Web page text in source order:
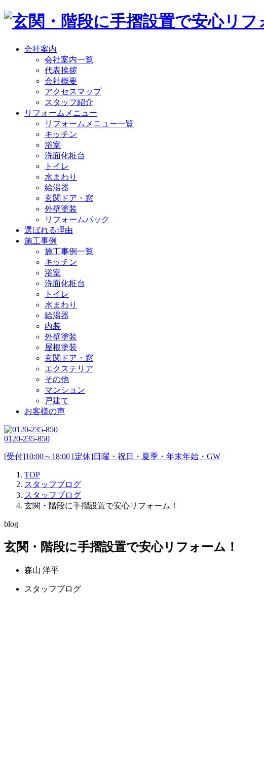
会社案内
会社案内一覧
代表挨拶
会社概要
アクセスマップ
スタッフ紹介
リフォームメニュー
リフォームメニュー一覧
キッチン
浴室
洗面化粧台
トイレ
水まわり
給湯器
玄関ドア・窓
外壁塗装
リフォームパック
選ばれる理由
施工事例
施工事例一覧
キッチン
浴室
洗面化粧台
トイレ
水まわり
給湯器
内装
外壁塗装
屋根塗装
玄関ドア・窓
エクステリア
その他
マンション
戸建て
お客様の声
0120-235-850
[受付]10:00～18:00 [定休]日曜・祝日・夏季・年末年始・GW
TOP
スタッフブログ
スタッフブログ
玄関・階段に手摺設置で安心リフォーム！
blog
玄関・階段に手摺設置で安心リフォーム！
森山 洋平
スタッフブログ